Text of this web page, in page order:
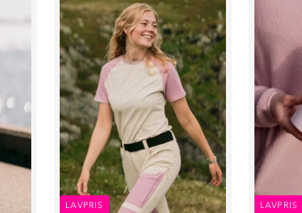
LAVPRIS LAVPRIS